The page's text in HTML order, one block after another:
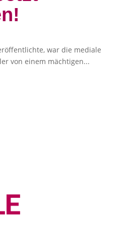
war die mediale
von einem mächtigen...